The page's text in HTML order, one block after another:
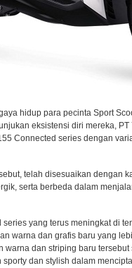
hidup para pecinta Sport
eksistensi diri mereka,
Connected series dengan
telah disesuaikan dengan
serta berbeda dalam
yang terus meningkat di
warna dan grafis baru yang
dan striping baru
dan stylish dalam